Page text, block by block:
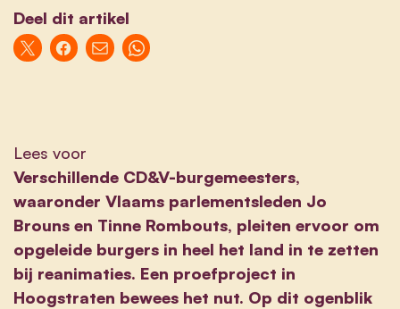
Deel dit artikel
Lees voor
Verschillende CD&V-burgemeesters,
waaronder Vlaams parlementsleden Jo
Brouns en Tinne Rombouts, pleiten ervoor om
opgeleide burgers in heel het land in te zetten
bij reanimaties. Een proefproject in
Hoogstraten bewees het nut. Op dit ogenblik